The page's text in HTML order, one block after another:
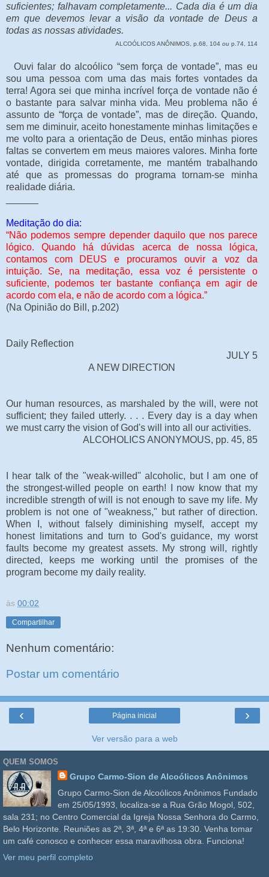
suficientes; falhavam completamente... Cada dia é um dia
em que devemos levar a visão da vontade de Deus a
todas as nossas atividades.
ALCOÓLICOS ANÔNIMOS, p.68, 104 ou p.74, 114
Ouvi falar do alcoólico “sem força de vontade”, mas eu
sou uma pessoa com uma das mais fortes vontades da
terra! Agora sei que minha incrível força de vontade não é
o bastante para salvar minha vida. Meu problema não é
assunto de “força de vontade”, mas de direção. Quando,
sem me diminuir, aceito honestamente minhas limitações e
me volto para a orientação de Deus, então minhas piores
faltas se convertem em meus maiores valores. Minha forte
vontade, dirigida corretamente, me mantém trabalhando
até que as promessas do programa tornam-se minha
realidade diária.
Meditação do dia:
“Não podemos sempre depender daquilo que nos parece
lógico. Quando há dúvidas acerca de nossa lógica,
contamos com DEUS e procuramos ouvir a voz da
intuição. Se, na meditação, essa voz é persistente o
suficiente, podemos ter bastante confiança em agir de
acordo com ela, e não de acordo com a lógica.”
(Na Opinião do Bill, p.202)
Daily Reflection
JULY 5
A NEW DIRECTION
Our human resources, as marshaled by the will, were not
sufficient; they failed utterly. . . . Every day is a day when
we must carry the vision of God's will into all our activities.
ALCOHOLICS ANONYMOUS, pp. 45, 85
I hear talk of the "weak-willed" alcoholic, but I am one of
the strongest-willed people on earth! I now know that my
incredible strength of will is not enough to save my life. My
problem is not one of "weakness," but rather of direction.
When I, without falsely diminishing myself, accept my
honest limitations and turn to God's guidance, my worst
faults become my greatest assets. My strong will, rightly
directed, keeps me working until the promises of the
program become my daily reality.
às 00:02
Compartilhar
Nenhum comentário:
Postar um comentário
‹ ›
Página inicial
Ver versão para a web
QUEM SOMOS
Grupo Carmo-Sion de Alcoólicos Anônimos
Grupo Carmo-Sion de Alcoólicos Anônimos Fundado
em 25/05/1993, localiza-se a Rua Grão Mogol, 502,
sala 231; no Centro Comercial da Igreja Nossa Senhora do Carmo,
Belo Horizonte. Reuniões as 2ª, 3ª, 4ª e 6ª as 19:30. Venha tomar
um café conosco e conhecer essa maravilhosa obra. Funciona!
Ver meu perfil completo